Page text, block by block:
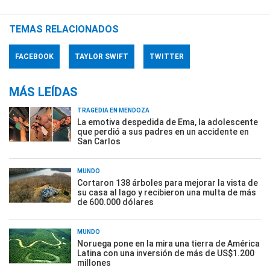
TEMAS RELACIONADOS
FACEBOOK TAYLOR SWIFT TWITTER
MÁS LEÍDAS
TRAGEDIA EN MENDOZA
La emotiva despedida de Ema, la adolescente
que perdió a sus padres en un accidente en
San Carlos
MUNDO
Cortaron 138 árboles para mejorar la vista de
su casa al lago y recibieron una multa de más
de 600.000 dólares
MUNDO
Noruega pone en la mira una tierra de América
Latina con una inversión de más de US$1.200
millones